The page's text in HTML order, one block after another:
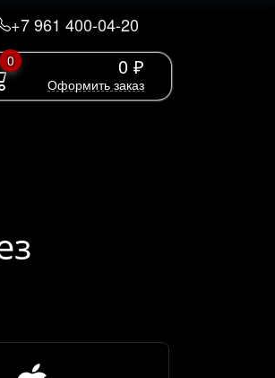
+7 961 400-04-20
0 0 ₽
Оформить заказ